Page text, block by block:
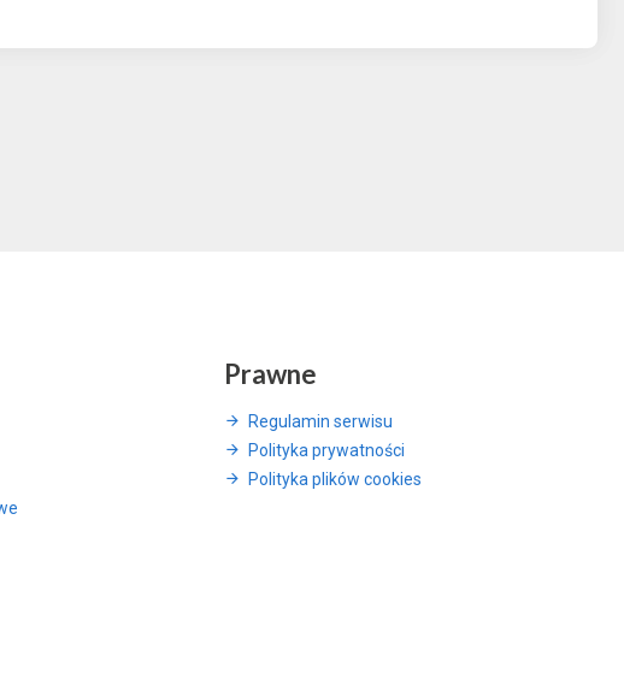
Prawne
Regulamin serwisu
Polityka prywatności
Polityka plików cookies